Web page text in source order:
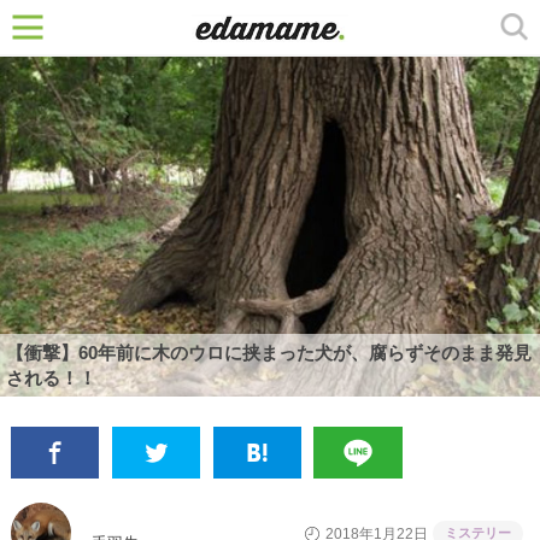
【衝撃】60年前に木のウロに挟まった犬が、腐らずそのまま発見
される！！
2018年1月22日 ミステリー